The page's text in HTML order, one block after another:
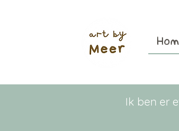
Ik ben er